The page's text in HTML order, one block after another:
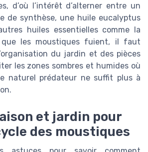
d’où l’intérêt d’alterner entre un
de synthèse, une huile eucalyptus
huiles essentielles comme la
que les moustiques fuient, il faut
du jardin et des pièces
les zones sombres et humides où
naturel prédateur ne suffit plus à
et jardin pour
des moustiques